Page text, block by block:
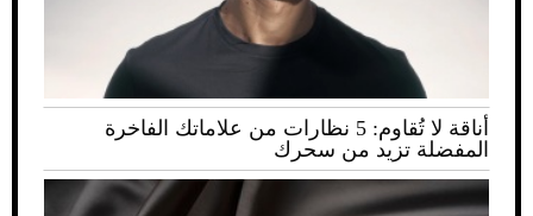
أناقة لا تُقاوم: 5 نظارات من علاماتك الفاخرة
المفضلة تزيد من سحرك